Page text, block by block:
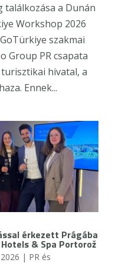
találkozása a Dunán
Workshop 2026
szakmai
Group PR csapata
hivatal, a
Ennek...
érkezett Prágába
& Spa Portorož
| PR és